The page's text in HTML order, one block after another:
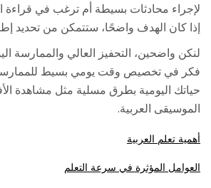
لإجراء محادثات بسيطة أم ترغب في قراءة
إذا كان الهدف واضحًا، ستتمكن من تحديد
لنكن واضحين، التحفيز العالي والممارسة
فكر في تخصيص وقت يومي بسيط
حياتك اليومية بطرق مسلية مثل مشاهدة
الموسيقى العربية.
أهمية تعلم العربية
العوامل المؤثرة في سرعة التعلم